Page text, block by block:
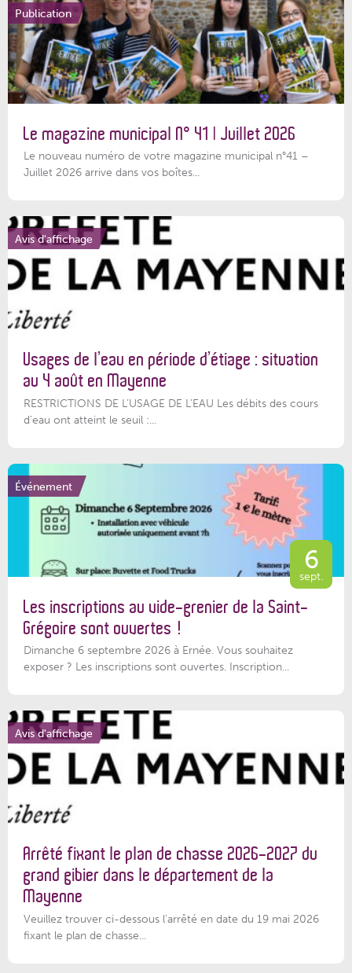
Publication
Le magazine municipal N° 41 | Juillet 2026
Le nouveau numéro de votre magazine municipal n°41 –
Juillet 2026 arrive dans vos boîtes...
Avis d'affichage
Usages de l’eau en période d’étiage : situation
au 4 août en Mayenne
RESTRICTIONS DE L’USAGE DE L’EAU Les débits des cours
d'eau ont atteint le seuil :...
Événement
6
sept.
Les inscriptions au vide-grenier de la Saint-
Grégoire sont ouvertes !
Dimanche 6 septembre 2026 à Ernée. Vous souhaitez
exposer ? Les inscriptions sont ouvertes. Inscription...
Avis d'affichage
Arrêté fixant le plan de chasse 2026-2027 du
grand gibier dans le département de la
Mayenne
Veuillez trouver ci-dessous l’arrêté en date du 19 mai 2026
fixant le plan de chasse...